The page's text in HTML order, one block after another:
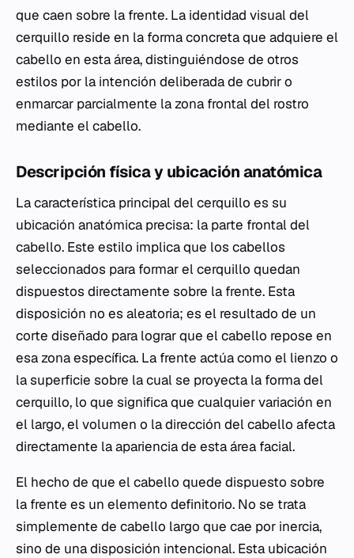
que caen sobre la frente. La identidad visual del
cerquillo reside en la forma concreta que adquiere el
cabello en esta área, distinguiéndose de otros
estilos por la intención deliberada de cubrir o
enmarcar parcialmente la zona frontal del rostro
mediante el cabello.
Descripción física y ubicación anatómica
La característica principal del cerquillo es su
ubicación anatómica precisa: la parte frontal del
cabello. Este estilo implica que los cabellos
seleccionados para formar el cerquillo quedan
dispuestos directamente sobre la frente. Esta
disposición no es aleatoria; es el resultado de un
corte diseñado para lograr que el cabello repose en
esa zona específica. La frente actúa como el lienzo o
la superficie sobre la cual se proyecta la forma del
cerquillo, lo que significa que cualquier variación en
el largo, el volumen o la dirección del cabello afecta
directamente la apariencia de esta área facial.
El hecho de que el cabello quede dispuesto sobre
la frente es un elemento definitorio. No se trata
simplemente de cabello largo que cae por inercia,
sino de una disposición intencional. Esta ubicación